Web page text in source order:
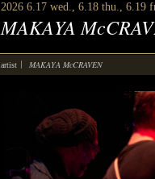
2026 6.17 wed., 6.18 thu., 6.19
MAKAYA
artist MAKAYA McCRAVEN